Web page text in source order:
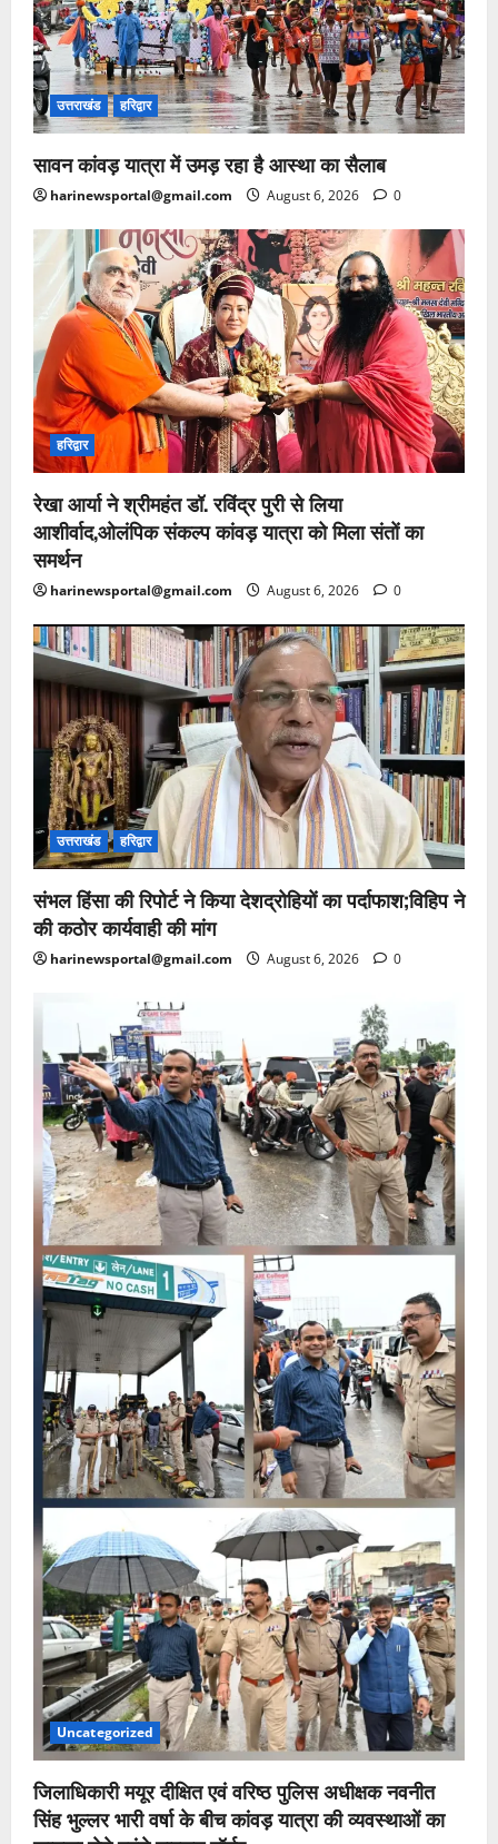
उत्तराखंड हरिद्वार
सावन कांवड़ यात्रा में उमड़ रहा है आस्था का सैलाब
harinewsportal@gmail.com August 6, 2026 0
हरिद्वार
रेखा आर्या ने श्रीमहंत डॉ. रविंद्र पुरी से लिया
आशीर्वाद,ओलंपिक संकल्प कांवड़ यात्रा को मिला संतों का
समर्थन
harinewsportal@gmail.com August 6, 2026 0
उत्तराखंड हरिद्वार
संभल हिंसा की रिपोर्ट ने किया देशद्रोहियों का पर्दाफाश;विहिप ने
की कठोर कार्यवाही की मांग
harinewsportal@gmail.com August 6, 2026 0
Uncategorized
जिलाधिकारी मयूर दीक्षित एवं वरिष्ठ पुलिस अधीक्षक नवनीत
सिंह भुल्लर भारी वर्षा के बीच कांवड़ यात्रा की व्यवस्थाओं का